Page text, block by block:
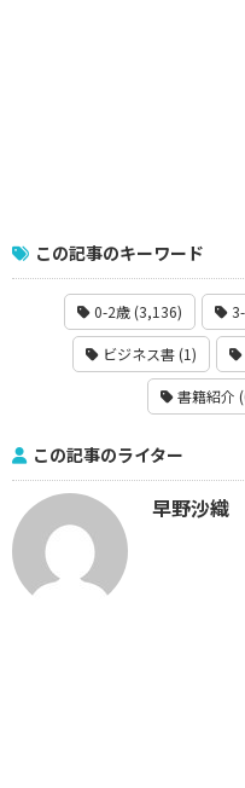
この記事のキーワード
0-2歳 (3,136)
ビジネス書 (1)
書籍紹介
この記事のライター
早野沙織